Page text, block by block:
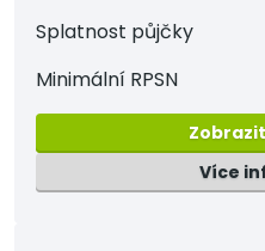
Splatnost půjčky
Minimální RPSN
Více